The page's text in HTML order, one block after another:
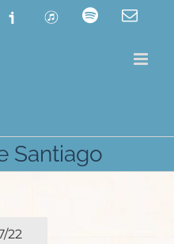
Ivoox ITunes Spotify
Santiago
22